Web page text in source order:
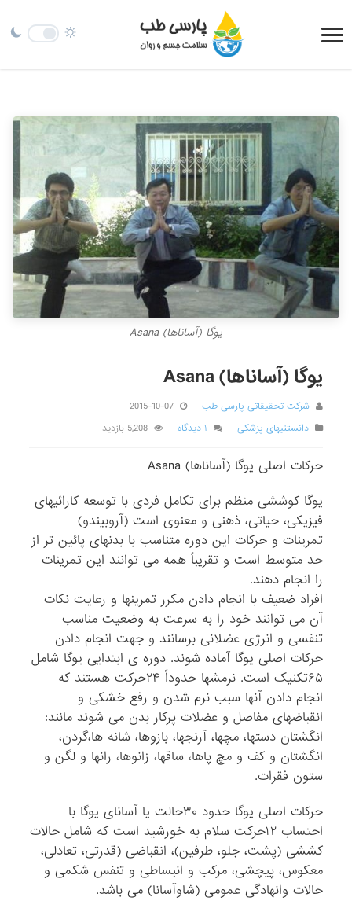
يوگا (آساناها) Asana
یوگا (آساناها) Asana
شرکت تحقیقاتی پارسی طب
2015-10-07
دانستنیهای پزشکی
۱ دیدگاه 5,208 بازدید
حرکات اصلی یوگا (آساناها) Asana
یوگا کوششی منظم برای تکامل فردی با توسعه کارائیهای
فیزیکی، حیاتی، ذهنی و معنوی است (آروبیندو)
تمرینات و حرکات این دوره متناسب با بدنهای پائین تر از
حد متوسط است و تقریباً همه می توانند این تمرینات
را انجام دهند.
افراد ضعیف با انجام دادن مکرر تمرینها و رعایت نکات
آن می توانند خود را به سرعت به وضعیت مناسب
تنفسی و انرژی عضلانی برسانند و جهت انجام دادن
حرکات اصلی یوگا آماده شوند. دوره ی ابتدایی یوگا شامل
۶۵تکنیک است. نرمشها حدوداً ۲۴حرکت هستند که
انجام دادن آنها سبب نرم شدن و رفع خشکی و
انقباضهای مفاصل و عضلات پرکار بدن می شوند مانند:
انگشتان دستها، مچها، آرنجها، بازوها، شانه ها،گردن،
انگشتان و کف و مچ پاها، ساقها، زانوها، رانها و لگن و
ستون فقرات.
حرکات اصلی یوگا حدود ۳۰حالت یا آسانای یوگا با
احتساب ۱۲حرکت سلام به خورشید است که شامل حالات
کششی (پشت، جلو، طرفین)، انقباضی (قدرتی، تعادلی،
معکوس، پیچشی، مرکب و انبساطی و تنفس شکمی و
حالات وانهادگی عمومی (شاوآسانا) می باشد.